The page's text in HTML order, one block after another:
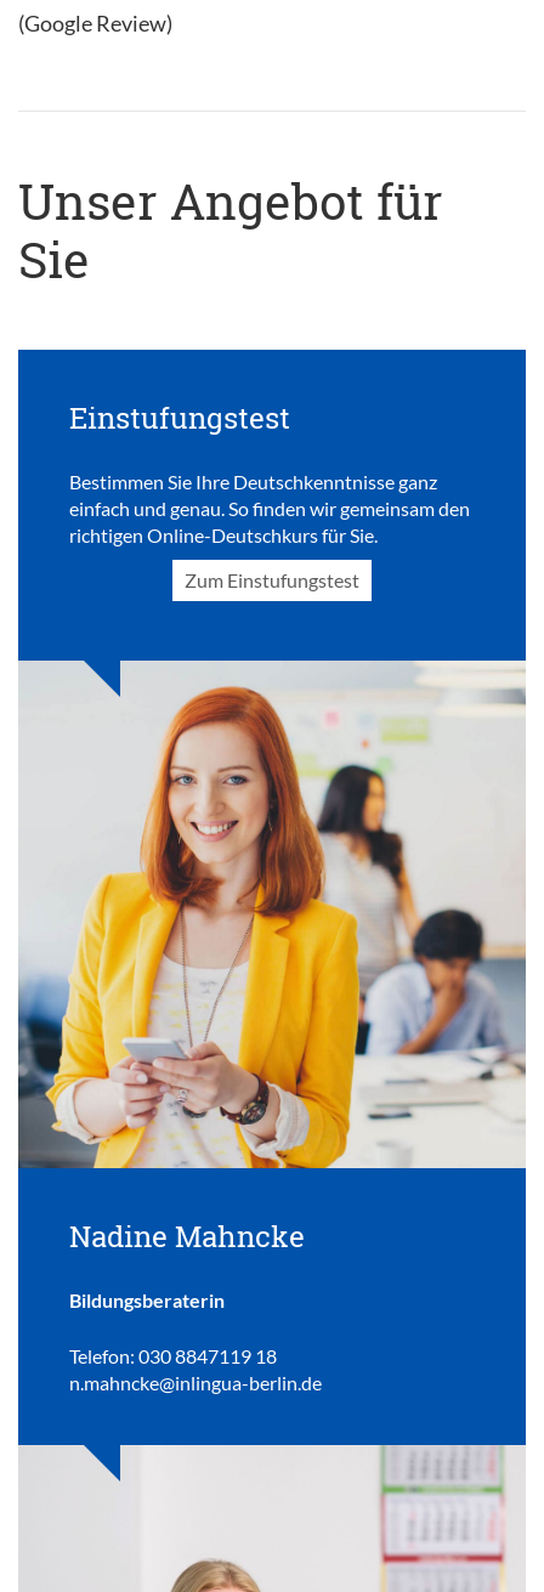
(Google Review)
Unser Angebot für
Sie
Einstufungstest
Bestimmen Sie Ihre Deutschkenntnisse ganz
einfach und genau. So finden wir gemeinsam den
richtigen Online-Deutschkurs für Sie.
Zum Einstufungstest
Nadine Mahncke
Bildungsberaterin
Telefon: 030 8847119 18
n.mahncke@inlingua-berlin.de